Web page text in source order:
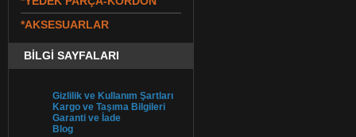
*AKSESUARLAR
BİLGİ SAYFALARI
Gizlilik ve Kullanım Şartları
Kargo ve Taşıma Bilgileri
Garanti ve İade
Blog